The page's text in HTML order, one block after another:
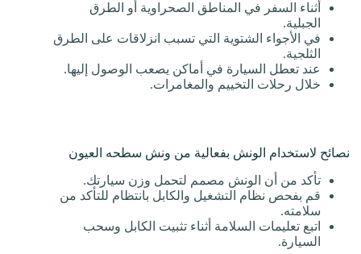
أثناء السفر في المناطق الصحراوية أو الطرق
الجبلية.
في الأجواء الشتوية التي تسبب انزلاقات على الطرق
الثلجية.
عند تعطل السيارة في أماكن يصعب الوصول إليها.
خلال رحلات التخييم والمغامرات.
نصائح لاستخدام الونش بفعالية من ونش سطحه العيون
تأكد من أن الونش مصمم لتحمل وزن سيارتك.
قم بفحص نظام التشغيل والكابل بانتظام للتأكد من
سلامته.
اتبع تعليمات السلامة أثناء تثبيت الكابل وسحب
السيارة.